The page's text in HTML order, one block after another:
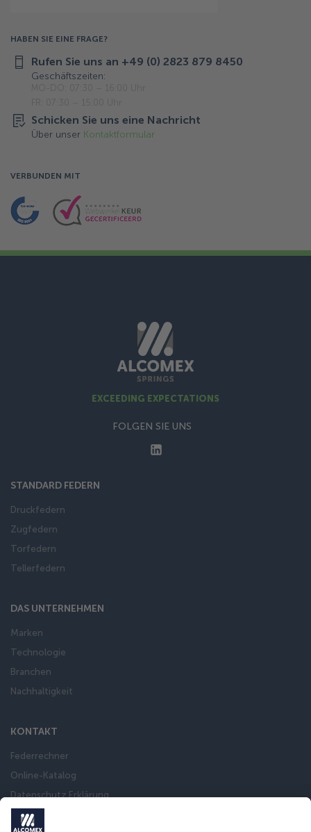
HABEN SIE EINE FRAGE?
Rufen Sie uns an +49 (0) 2823 879 8450
Geschäftszeiten:
Schicken Sie uns eine Nachricht
Über unser Kontaktformular
VERBUNDEN MIT
EXCEEDING EXPECTATIONS
FOLGEN SIE UNS
STANDARD FEDERN
Druckfedern
Zugfedern
Torfedern
Tellerfedern
DAS UNTERNEHMEN
Marken
Technologie
Branchen
Nachhaltigkeit
KONTAKT
Federrechner
Online-Katalog
Datenschutz Erklärung
Impressum